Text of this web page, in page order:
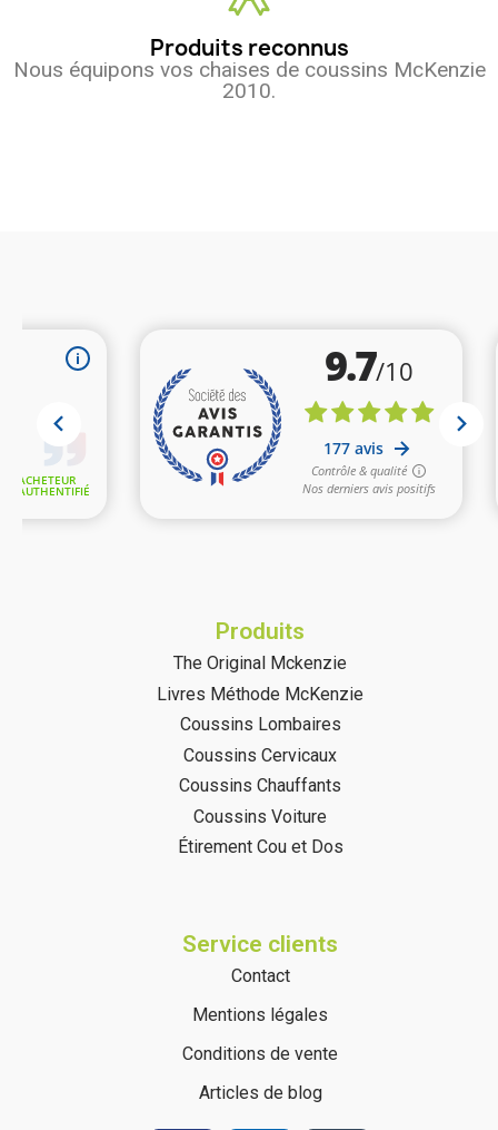
Produits reconnus
Nous équipons vos chaises de coussins McKenzie
2010.
Produits
The Original Mckenzie
Livres Méthode McKenzie
Coussins Lombaires
Coussins Cervicaux
Coussins Chauffants
Coussins Voiture
Étirement Cou et Dos
Service clients
Contact
Mentions légales
Conditions de vente
Articles de blog